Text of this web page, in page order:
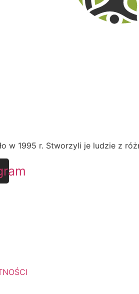
w 1995 r. Stworzyli je ludzie z